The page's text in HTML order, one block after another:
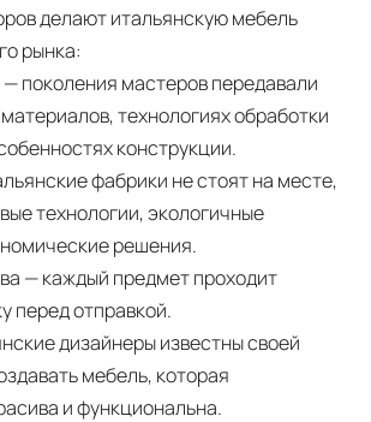
делают итальянскую мебель
рынка:
— поколения мастеров передавали
технологиях обработки
конструкции.
фабрики не стоят на месте,
технологии, экологичные
решения.
— каждый предмет проходит
перед отправкой.
дизайнеры известны своей
мебель, которая
и функциональна.